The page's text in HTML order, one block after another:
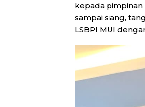
kepada pimpinan
sampai siang,
LSBPI MUI